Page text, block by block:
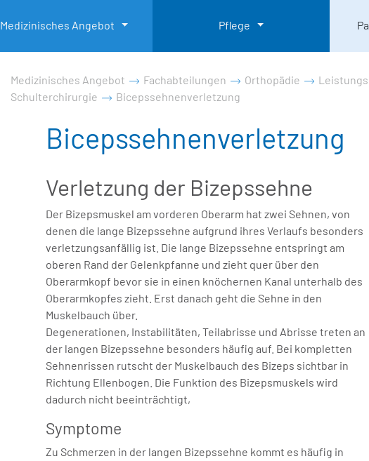
Medizinisches Angebot Pflege
Medizinisches Angebot Fachabteilungen Orthopädie
Schulterchirurgie
Bicepssehnenverletzung
Bicepssehnenverletzung
Verletzung der Bizepssehne
Der Bizepsmuskel am vorderen Oberarm hat zwei Sehnen, von
denen die lange Bizepssehne aufgrund ihres Verlaufs besonders
verletzungsanfällig ist. Die lange Bizepssehne entspringt am
oberen Rand der Gelenkpfanne und zieht quer über den
Oberarmkopf bevor sie in einen knöchernen Kanal unterhalb des
Oberarmkopfes zieht. Erst danach geht die Sehne in den
Muskelbauch über.
Degenerationen, Instabilitäten, Teilabrisse und Abrisse treten an
der langen Bizepssehne besonders häufig auf. Bei kompletten
Sehnenrissen rutscht der Muskelbauch des Bizeps sichtbar in
Richtung Ellenbogen. Die Funktion des Bizepsmuskels wird
dadurch nicht beeinträchtigt,
Symptome
Zu Schmerzen in der langen Bizepssehne kommt es häufig in